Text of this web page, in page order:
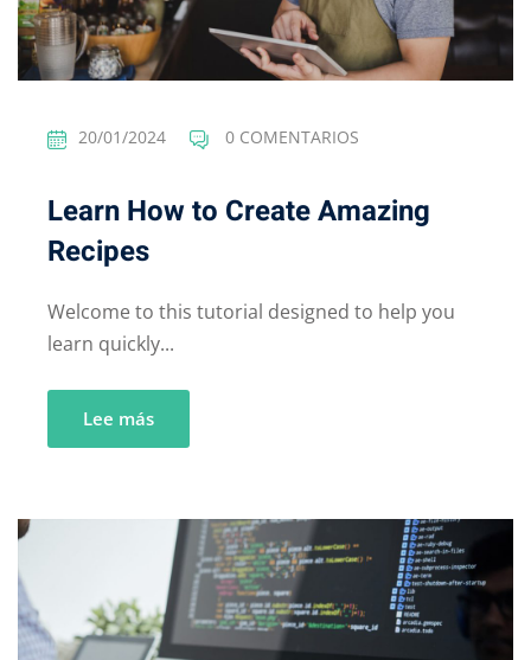
20/01/2024 0 COMENTARIOS
Learn How to Create Amazing
Recipes
Welcome to this tutorial designed to help you
learn quickly...
Lee más